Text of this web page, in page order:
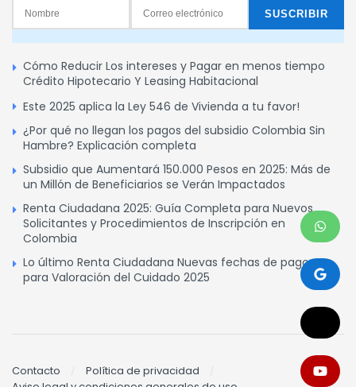
Cómo Reducir Los intereses y Pagar en menos tiempo
Crédito Hipotecario Y Leasing Habitacional
Este 2025 aplica la Ley 546 de Vivienda a tu favor!
¿Por qué no llegan los pagos del subsidio Colombia Sin
Hambre? Explicación completa
Subsidio que Aumentará 150.000 Pesos en 2025: Más de
un Millón de Beneficiarios se Verán Impactados
Renta Ciudadana 2025: Guía Completa para Nuevos
Solicitantes y Procedimientos de Inscripción en
Colombia
Lo último Renta Ciudadana Nuevas fechas de pagos
para Valoración del Cuidado 2025
Contacto
Política de privacidad